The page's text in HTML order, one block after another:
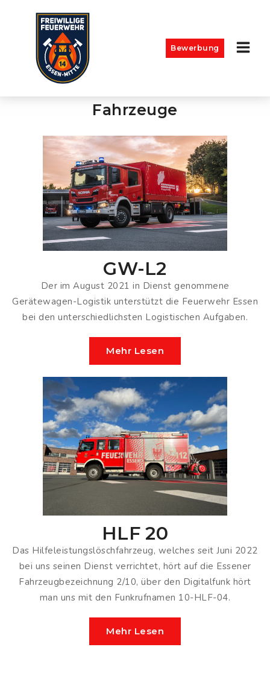
Bewerbung
Fahrzeuge
GW-L2
Der im August 2021 in Dienst genommene
Gerätewagen-Logistik unterstützt die Feuerwehr Essen
bei den unterschiedlichsten Logistischen Aufgaben.
Mehr Lesen
HLF 20
Das Hilfeleistungslöschfahrzeug, welches seit Juni 2022
bei uns seinen Dienst verrichtet, hört auf die Essener
Fahrzeugbezeichnung 2/10, über den Digitalfunk hört
man uns mit den Funkrufnamen 10-HLF-04.
Mehr Lesen